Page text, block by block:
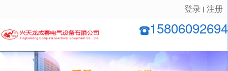
很遗憾，因您的浏览器版本过低导致无法获得最佳浏览体验，推荐下载安装谷歌浏览器！
登录 丨 注册
15806092694